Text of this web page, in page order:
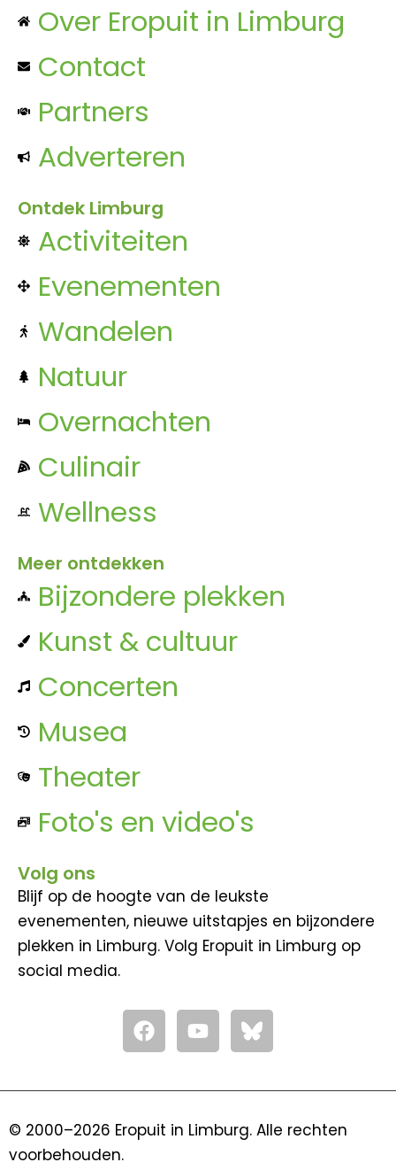
Over Eropuit in Limburg
Contact
Partners
Adverteren
Ontdek Limburg
Activiteiten
Evenementen
Wandelen
Natuur
Overnachten
Culinair
Wellness
Meer ontdekken
Bijzondere plekken
Kunst & cultuur
Concerten
Musea
Theater
Foto's en video's
Volg ons
Blijf op de hoogte van de leukste
evenementen, nieuwe uitstapjes en bijzondere
plekken in Limburg. Volg Eropuit in Limburg op
social media.
F
a
c
o
Y
o
u
b
© 2000–2026 Eropuit in Limburg. Alle rechten
voorbehouden.